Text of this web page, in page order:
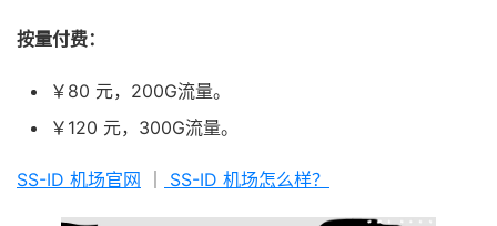
按量付费：
￥80 元，200G流量。
￥120 元，300G流量。
SS-ID 机场官网 SS-ID 机场怎么样？